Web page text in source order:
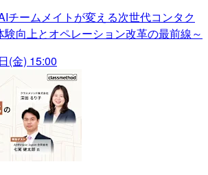
チームメイトが変える次世代コンタク
験向上とオペレーション改革の最前線～
(金) 15:00